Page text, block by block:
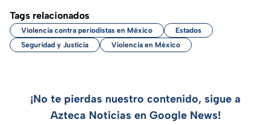
Tags relacionados
Violencia contra periodistas en México
Estados
Seguridad y Justicia
Violencia en México
¡No te pierdas nuestro contenido, sigue a
Azteca Noticias en Google News!